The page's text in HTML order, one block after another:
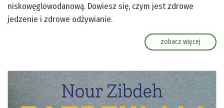
niskowęglowodanową. Dowiesz się, czym jest zdrowe
jedzenie i zdrowe odżywianie.
zobacz więcej